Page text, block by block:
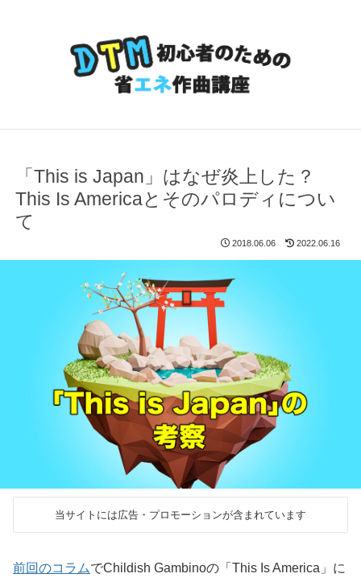
「This is Japan」はなぜ炎上した？
This Is Americaとそのパロディについ
て
2018.06.06 2022.06.16
当サイトには広告・プロモーションが含まれています
前回のコラムでChildish Gambinoの「This Is America」に